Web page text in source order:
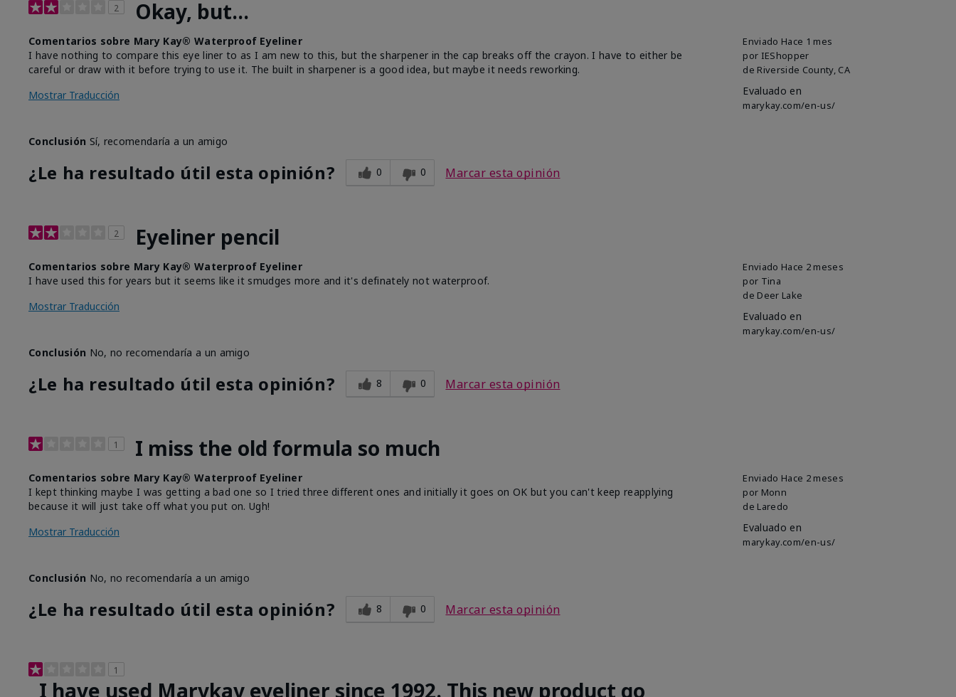
2 Okay, but...
Enviado Hace 1 mes
por IEShopper
de Riverside County, CA
Evaluado en
marykay.com/en-us/
Comentarios sobre Mary Kay® Waterproof Eyeliner
I have nothing to compare this eye liner to as I am new to this, but the sharpener in the cap breaks off the crayon. I have to either be
careful or draw with it before trying to use it. The built in sharpener is a good idea, but maybe it needs reworking.
Mostrar Traducción
Conclusión Sí, recomendaría a un amigo
¿Le ha resultado útil esta opinión? 0 0 Marcar esta opinión
2 Eyeliner pencil
Enviado Hace 2 meses
por Tina
de Deer Lake
Evaluado en
marykay.com/en-us/
Comentarios sobre Mary Kay® Waterproof Eyeliner
I have used this for years but it seems like it smudges more and it's definately not waterproof.
Mostrar Traducción
Conclusión No, no recomendaría a un amigo
¿Le ha resultado útil esta opinión? 8 0 Marcar esta opinión
1 I miss the old formula so much
Enviado Hace 2 meses
por Monn
de Laredo
Evaluado en
marykay.com/en-us/
Comentarios sobre Mary Kay® Waterproof Eyeliner
I kept thinking maybe I was getting a bad one so I tried three different ones and initially it goes on OK but you can't keep reapplying
because it will just take off what you put on. Ugh!
Mostrar Traducción
Conclusión No, no recomendaría a un amigo
¿Le ha resultado útil esta opinión? 8 0 Marcar esta opinión
1
I have used Marykay eyeliner since 1992. This new product go